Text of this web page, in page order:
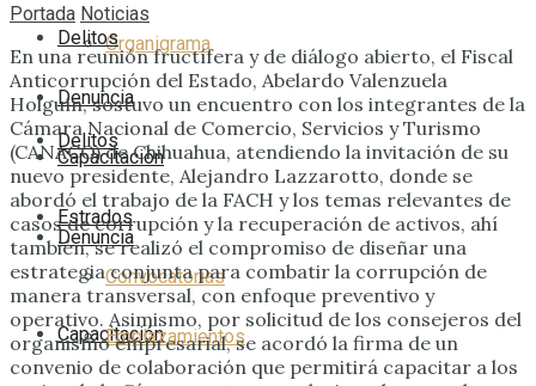
Organigrama
Delitos
Denuncia
Capacitación
Delitos
Denuncia
Capacitación
Estrados
Convocatorias
Emplazamientos
Portada Noticias
En una reunión fructífera y de diálogo abierto, el Fiscal
Anticorrupción del Estado, Abelardo Valenzuela
Holguín, sostuvo un encuentro con los integrantes de la
Cámara Nacional de Comercio, Servicios y Turismo
(CANACO) de Chihuahua, atendiendo la invitación de su
nuevo presidente, Alejandro Lazzarotto, donde se
abordó el trabajo de la FACH y los temas relevantes de
casos de corrupción y la recuperación de activos, ahí
también, se realizó el compromiso de diseñar una
estrategia conjunta para combatir la corrupción de
manera transversal, con enfoque preventivo y
operativo. Asimismo, por solicitud de los consejeros del
organismo empresarial, se acordó la firma de un
convenio de colaboración que permitirá capacitar a los